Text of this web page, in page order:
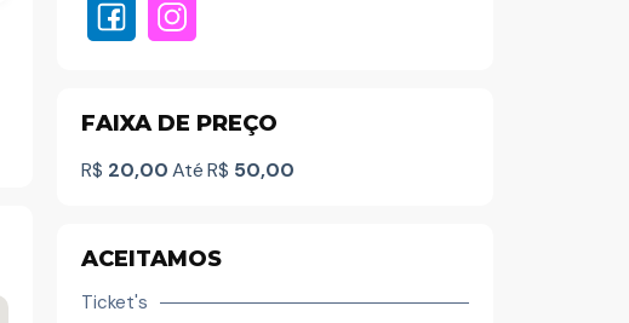
FAIXA DE PREÇO
R$ 20,00AtéR$ 50,00
ACEITAMOS
Ticket's Contato